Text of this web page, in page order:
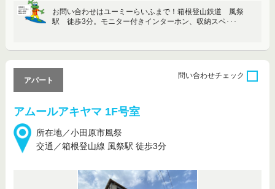
お問い合わせはユーミーらいふまで！箱根登山鉄道 風祭
駅 徒歩3分。モニター付きインターホン、収納スペ･･･
アムールアキヤマ 1F号室
所在地／小田原市風祭
交通／箱根登山線 風祭駅 徒歩3分
アパート
問い合わせチェック